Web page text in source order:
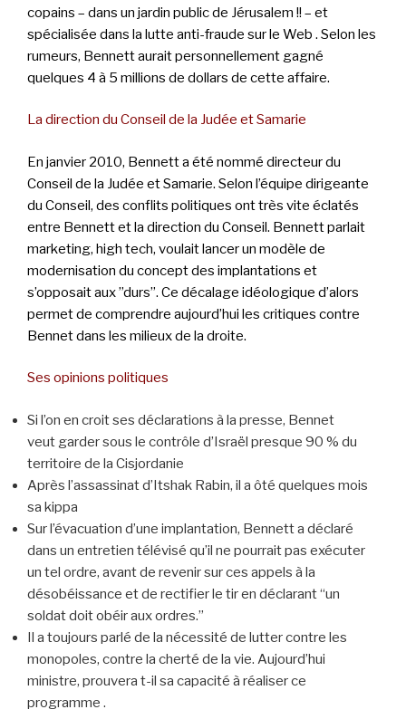
copains – dans un jardin public de Jérusalem !! – et
spécialisée dans la lutte anti-fraude sur le Web . Selon les
rumeurs, Bennett aurait personnellement gagné
quelques 4 à 5 millions de dollars de cette affaire.
La direction du Conseil de la Judée et Samarie
En janvier 2010, Bennett a été nommé directeur du
Conseil de la Judée et Samarie. Selon l’équipe dirigeante
du Conseil, des conflits politiques ont très vite éclatés
entre Bennett et la direction du Conseil. Bennett parlait
marketing, high tech, voulait lancer un modèle de
modernisation du concept des implantations et
s’opposait aux ”durs”. Ce décalage idéologique d’alors
permet de comprendre aujourd’hui les critiques contre
Bennet dans les milieux de la droite.
Ses opinions politiques
Si l’on en croit ses déclarations à la presse, Bennet
veut garder sous le contrôle d’Israël presque 90 % du
territoire de la Cisjordanie
Après l’assassinat d’Itshak Rabin, il a ôté quelques mois
sa kippa
Sur l’évacuation d’une implantation, Bennett a déclaré
dans un entretien télévisé qu’il ne pourrait pas exécuter
un tel ordre, avant de revenir sur ces appels à la
désobéissance et de rectifier le tir en déclarant “un
soldat doit obéir aux ordres.”
Il a toujours parlé de la nécessité de lutter contre les
monopoles, contre la cherté de la vie. Aujourd’hui
ministre, prouvera t-il sa capacité à réaliser ce
programme .